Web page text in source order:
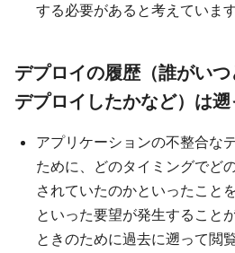
する必要があると考えています
デプロイの履歴（誰がい
デプロイしたかなど）は
アプリケーションの不整合な
ために、どのタイミングでど
されていたのかといったこと
といった要望が発生すること
ときのために過去に遡って閲